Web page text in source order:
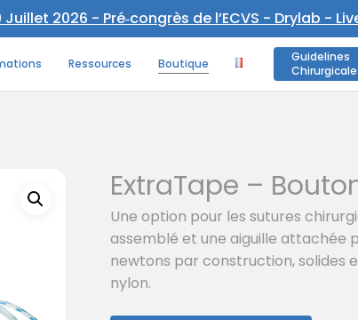
2026 - Pré‑congrès de l’ECVS - Drylab -
Ressources Boutique
Guidelines
Panier
ExtraTape –
Une option pour les sutures
assemblé et une aiguille attachée
newtons par construction, solides
nylon.